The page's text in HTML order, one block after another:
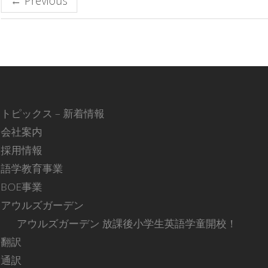
トピックス – 新着情報
会社案内
採用情報
語学教育事業
BOE事業
アウルズガーデン
アウルズガーデン 放課後小学生英語学童開校！
翻訳
通訳